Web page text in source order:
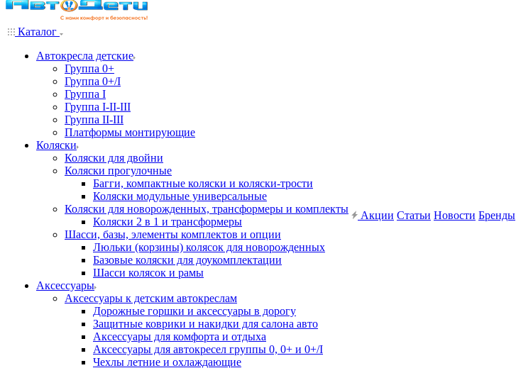
Каталог
Автокресла детские
Группа 0+
Группа 0+/I
Группа I
Группа I-II-III
Группа II-III
Платформы монтирующие
Коляски
Коляски для двойни
Коляски прогулочные
Багги, компактные коляски и коляски-трости
Коляски модульные универсальные
Коляски для новорожденных, трансформеры и комплекты
Коляски 2 в 1 и трансформеры
Шасси, базы, элементы комплектов и опции
Люльки (корзины) колясок для новорожденных
Базовые коляски для доукомплектации
Шасси колясок и рамы
Аксессуары
Аксессуары к детским автокреслам
Дорожные горшки и аксессуары в дорогу
Защитные коврики и накидки для салона авто
Аксессуары для комфорта и отдыха
Аксессуары для автокресел группы 0, 0+ и 0+/I
Чехлы летние и охлаждающие
Акции Статьи Новости Бренды